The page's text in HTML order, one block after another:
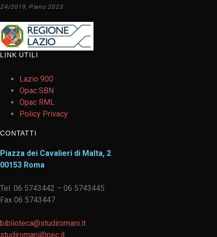
24/2019, Piano 2023.
LINK UTILI
Lazio 900
Opac SBN
Opac RML
Policy Privacy
CONTATTI
Piazza dei Cavalieri di Malta, 2
00153 Roma
Tel. 06 5743442 – 06 5743445
Fax 06 5743447
biblioteca@studiromani.it
studiromani@pec.it